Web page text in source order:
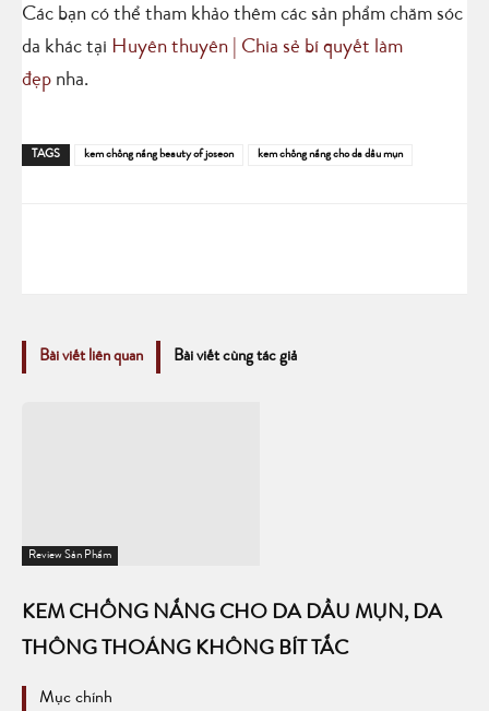
Các bạn có thể tham khảo thêm các sản phẩm chăm sóc
da khác tại Huyên thuyên | Chia sẻ bí quyết làm
đẹp nha.
TAGS kem chống nắng beauty of joseon kem chống nắng cho da dầu mụn
Bài viết liên quan Bài viết cùng tác giả
Review Sản Phẩm
KEM CHỐNG NẮNG CHO DA DẦU MỤN, DA
THÔNG THOÁNG KHÔNG BÍT TẮC
Mục chính